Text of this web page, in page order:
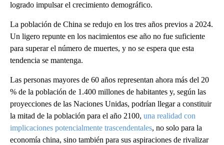
logrado impulsar el crecimiento demográfico.
La población de China se redujo en los tres años previos a 2024.
Un ligero repunte en los nacimientos ese año no fue suficiente
para superar el número de muertes, y no se espera que esta
tendencia se mantenga.
Las personas mayores de 60 años representan ahora más del 20
% de la población de 1.400 millones de habitantes y, según las
proyecciones de las Naciones Unidas, podrían llegar a constituir
la mitad de la población para el año 2100, una realidad con
implicaciones potencialmente trascendentales, no solo para la
economía china, sino también para sus aspiraciones de rivalizar